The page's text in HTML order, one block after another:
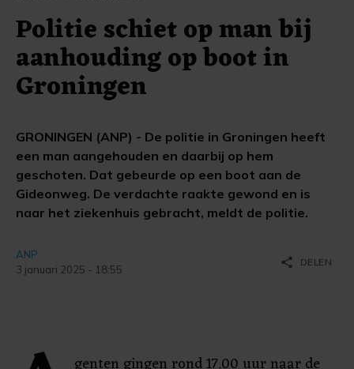
Politie schiet op man bij
aanhouding op boot in
Groningen
GRONINGEN (ANP) - De politie in Groningen heeft
een man aangehouden en daarbij op hem
geschoten. Dat gebeurde op een boot aan de
Gideonweg. De verdachte raakte gewond en is
naar het ziekenhuis gebracht, meldt de politie.
ANP
3 januari 2025 - 18:55
share DELEN